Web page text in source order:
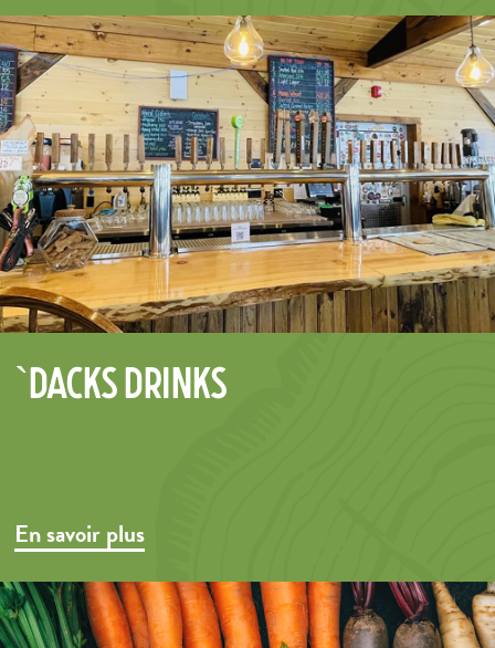
`Dacks Drinks
En savoir plus